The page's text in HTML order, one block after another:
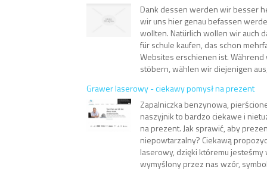
Dank dessen werden wir besser
wir uns hier genau befassen
wollten. Natürlich wollen wir auch
für schule kaufen, das schon
Websites erschienen ist.
stöbern, wählen wir diejenigen
Grawer laserowy - ciekawy pomysł na prezent
Zapalniczka benzynowa,
naszyjnik to bardzo ciekawe i
na prezent. Jak sprawić, aby
niepowtarzalny? Ciekawą
laserowy, dzięki któremu jesteśmy
wymyślony przez nas wzór,